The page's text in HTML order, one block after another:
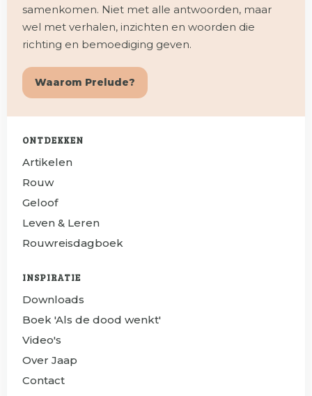
samenkomen. Niet met alle antwoorden, maar
wel met verhalen, inzichten en woorden die
richting en bemoediging geven.
Waarom Prelude?
ONTDEKKEN
Artikelen
Rouw
Geloof
Leven & Leren
Rouwreisdagboek
INSPIRATIE
Downloads
Boek 'Als de dood wenkt'
Video's
Over Jaap
Contact